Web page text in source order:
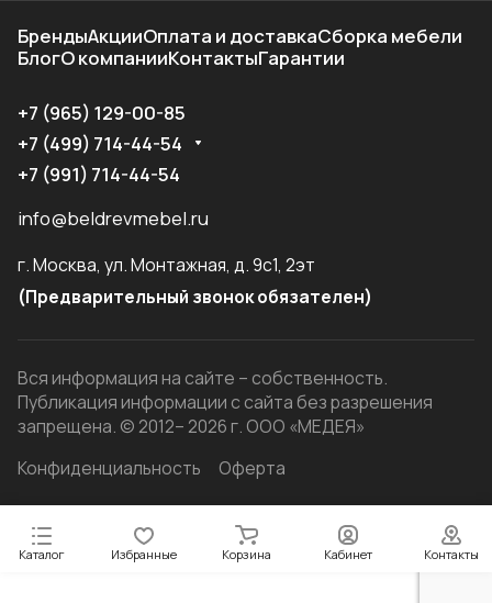
Каталог Избранные Корзина Кабинет Контакты
БрендыАкцииОплата и доставкаСборка мебели
БлогО компанииКонтактыГарантии
+7 (965) 129-00-85
+7 (499) 714-44-54
+7 (991) 714-44-54
info@beldrevmebel.ru
г. Москва, ул. Монтажная, д. 9с1, 2эт
(Предварительный звонок обязателен)
Вся информация на сайте – собственность.
Публикация информации с сайта без разрешения
запрещена. © 2012– 2026 г. ООО «МЕДЕЯ»
Конфиденциальность
Оферта